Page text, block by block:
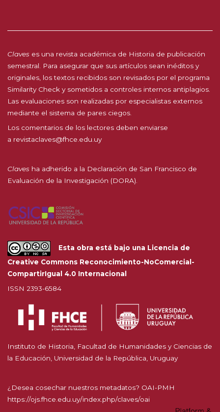
Claves es una revista académica de Historia de publicación
semestral. Para asegurar que sus artículos sean inéditos y
originales, los textos recibidos son revisados por el programa
Similarity Check y sometidos a controles internos antiplagios.
Las evaluaciones son realizadas por especialistas externos
mediante el sistema de pares ciegos.
Los comentarios de los lectores deben enviarse
a revistaclaves@fhce.edu.uy
Claves ha adherido a la Declaración de San Francisco de
Evaluación de la Investigación (DORA).
Esta obra está bajo una Licencia de
Creative Commons Reconocimiento-NoComercial-
CompartirIgual 4.0 Internacional
ISSN 2393-6584
Instituto de Historia, Facultad de Humanidades y Ciencias de
la Educación, Universidad de la República, Uruguay
¿Desea cosechar nuestros metadatos? OAI-PMH
https://ojs.fhce.edu.uy/index.php/claves/oai